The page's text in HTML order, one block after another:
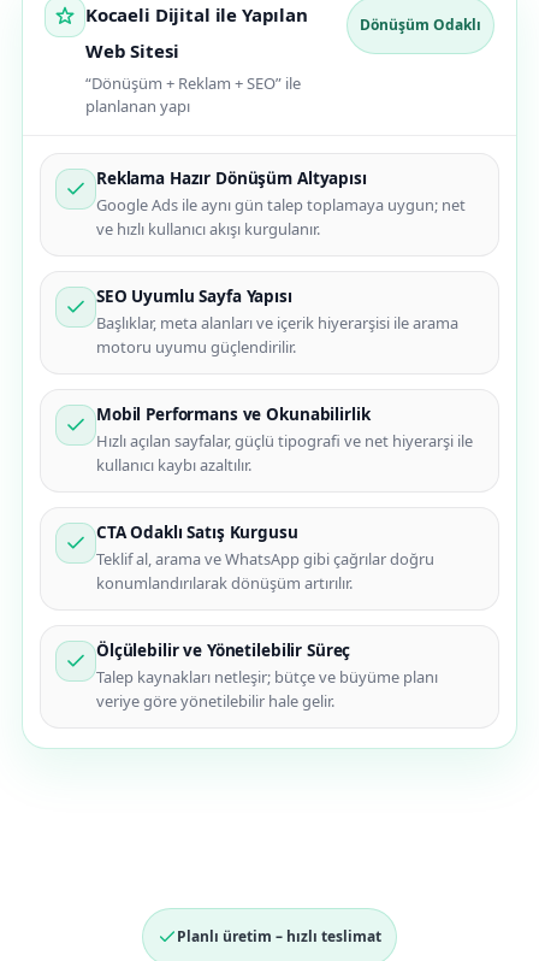
Kocaeli Dijital ile Yapılan
Web Sitesi
“Dönüşüm + Reklam + SEO” ile
planlanan yapı
Dönüşüm Odaklı
Reklama Hazır Dönüşüm Altyapısı
Google Ads ile aynı gün talep toplamaya uygun; net
ve hızlı kullanıcı akışı kurgulanır.
SEO Uyumlu Sayfa Yapısı
Başlıklar, meta alanları ve içerik hiyerarşisi ile arama
motoru uyumu güçlendirilir.
Mobil Performans ve Okunabilirlik
Hızlı açılan sayfalar, güçlü tipografi ve net hiyerarşi ile
kullanıcı kaybı azaltılır.
CTA Odaklı Satış Kurgusu
Teklif al, arama ve WhatsApp gibi çağrılar doğru
konumlandırılarak dönüşüm artırılır.
Ölçülebilir ve Yönetilebilir Süreç
Talep kaynakları netleşir; bütçe ve büyüme planı
veriye göre yönetilebilir hale gelir.
Planlı üretim – hızlı teslimat